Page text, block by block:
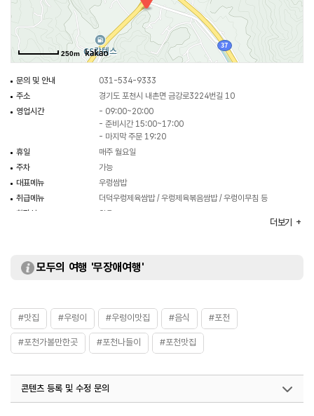
250m
문의 및 안내
031-534-9333
주소
경기도 포천시 내촌면 금강로3224번길 10
영업시간
- 09:00~20:00
- 준비시간 15:00~17:00
- 마지막 주문 19:20
휴일
매주 월요일
주차
가능
대표메뉴
우렁쌈밥
취급메뉴
더덕우렁제육쌈밥 / 우렁제육볶음쌈밥 / 우렁이무침 등
화장실
있음
더보기
모두의 여행 '무장애여행'
#맛집 #우렁이 #우렁이맛집 #음식 #포천
#포천가볼만한곳 #포천나들이 #포천맛집
콘텐츠 등록 및 수정 문의